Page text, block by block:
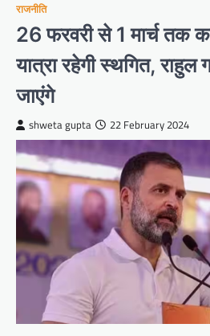
राजनीति
26 फरवरी से 1 मार्च तक
यात्रा रहेगी स्थगित, राहुल
जाएंगे
shweta gupta 22 February 2024